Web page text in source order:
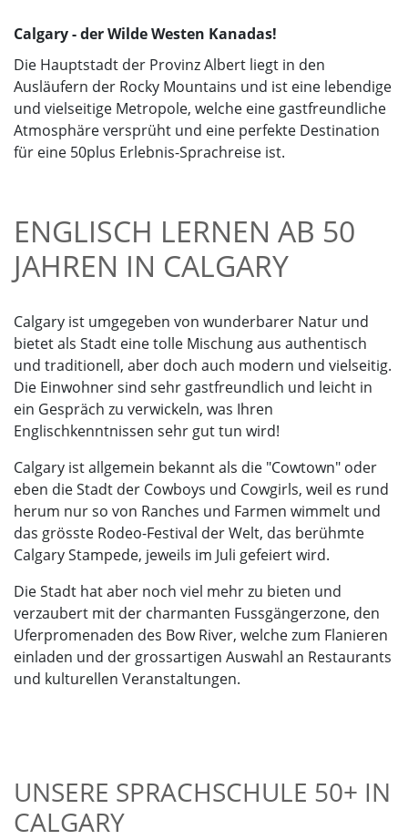
Calgary - der Wilde Westen Kanadas!
Die Hauptstadt der Provinz Albert liegt in den
Ausläufern der Rocky Mountains und ist eine lebendige
und vielseitige Metropole, welche eine gastfreundliche
Atmosphäre versprüht und eine perfekte Destination
für eine 50plus Erlebnis-Sprachreise ist.
ENGLISCH LERNEN AB 50
JAHREN IN CALGARY
Calgary ist umgegeben von wunderbarer Natur und
bietet als Stadt eine tolle Mischung aus authentisch
und traditionell, aber doch auch modern und vielseitig.
Die Einwohner sind sehr gastfreundlich und leicht in
ein Gespräch zu verwickeln, was Ihren
Englischkenntnissen sehr gut tun wird!
Calgary ist allgemein bekannt als die "Cowtown" oder
eben die Stadt der Cowboys und Cowgirls, weil es rund
herum nur so von Ranches und Farmen wimmelt und
das grösste Rodeo-Festival der Welt, das berühmte
Calgary Stampede, jeweils im Juli gefeiert wird.
Die Stadt hat aber noch viel mehr zu bieten und
verzaubert mit der charmanten Fussgängerzone, den
Uferpromenaden des Bow River, welche zum Flanieren
einladen und der grossartigen Auswahl an Restaurants
und kulturellen Veranstaltungen.
UNSERE SPRACHSCHULE 50+ IN
CALGARY